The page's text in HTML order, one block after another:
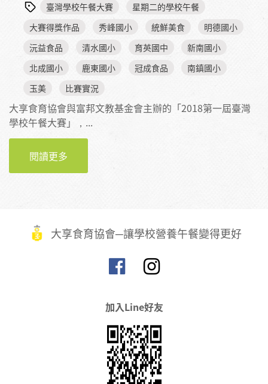
臺灣學校午餐大賽
星期二的學校午餐
大賽得獎作品
秀峰國小 統鮮美食
明德國小
沅益食品
清水國小 育英國中
新南國小
北成國小
鹿東國小 冠成食品
南鎮國小
玉美
比賽實況
大享食育協會與富邦文教基金會主辦的「2018第一屆臺灣
學校午餐大賽」，...
閱讀更多
大賽
大享食育協會─讓學校營養午餐變得更好
加入Line好友